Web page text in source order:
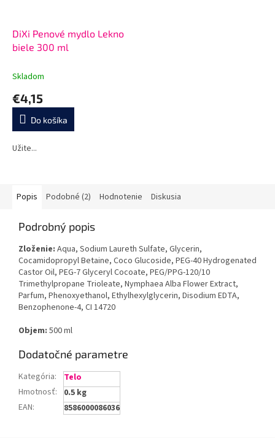
DiXi Penové mydlo Lekno
biele 300 ml
Skladom
€4,15
Do košíka
Užite...
Popis Podobné (2) Hodnotenie Diskusia
Podrobný popis
Zloženie: Aqua, Sodium Laureth Sulfate, Glycerin,
Cocamidopropyl Betaine, Coco Glucoside, PEG-40 Hydrogenated
Castor Oil, PEG-7 Glyceryl Cocoate, PEG/PPG-120/10
Trimethylpropane Trioleate, Nymphaea Alba Flower Extract,
Parfum, Phenoxyethanol, Ethylhexylglycerin, Disodium EDTA,
Benzophenone-4, CI 14720
Objem: 500 ml
Dodatočné parametre
Kategória:
Telo
Hmotnosť:
0.5 kg
EAN: 8586000086036